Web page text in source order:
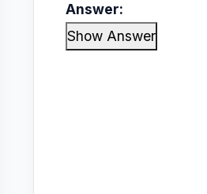
Answer:
Show Answer